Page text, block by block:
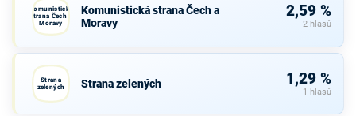
Komunistická
strana Čech a
Moravy
Komunistická strana Čech a
Moravy
2,59 %
2 hlasů
Strana
zelených
Strana zelených 1,29 %
1 hlasů